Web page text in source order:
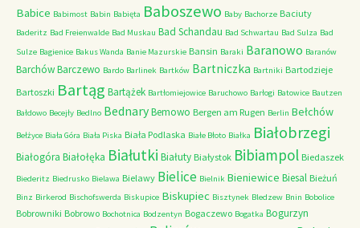
Babice Babimost Babin Babięta Baboszewo Baby Bachorze Baciuty
Baderitz Bad Freienwalde Bad Muskau Bad Schandau Bad Schwartau Bad Sulza Bad
Sulze Bagienice Bakus Wanda Banie Mazurskie Bansin Baraki Baranowo Baranów
BarchówBarczewo Bardo Barlinek Bartków Bartniczka Bartniki Bartodzieje
Bartoszki Bartąg Bartążek Bartłomiejowice Baruchowo Barłogi Batowice Bautzen
Bałdowo Becejły Bedlno BednaryBemowo Bergen am Rugen Berlin Bełchów
Bełżyce Biała Góra Biała Piska Biała Podlaska Białe Błoto Białka Białobrzegi
Białogóra Białołęka Białutki Białuty Białystok Bibiampol Biedaszek
Biederitz Biedrusko Bielawa Bielawy Bielice Bielnik Bieniewice Biesal Bieżuń
Binz Birkerod Bischofswerda Biskupice Biskupiec Bisztynek Bledzew Bnin Bobolice
Bobrowniki Bobrowo Bochotnica Bodzentyn Bogaczewo Bogatka Bogurzyn